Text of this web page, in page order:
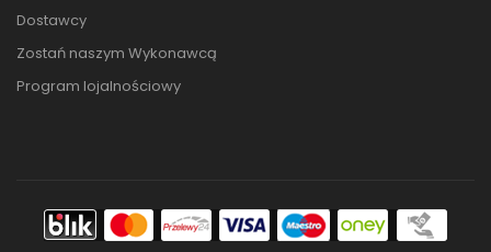
Dostawcy
Zostań naszym Wykonawcą
Program lojalnościowy